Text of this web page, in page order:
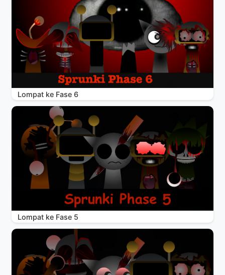
Lompat ke Fase 6
Lompat ke Fase 5